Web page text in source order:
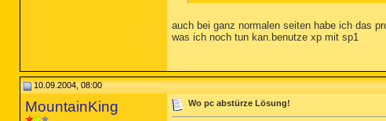
auch bei ganz normalen seiten habe ich das
was ich noch tun kan.benutze xp mit sp1
10.09.2004, 08:00
MountainKing Wo pc abstürze Lösung!